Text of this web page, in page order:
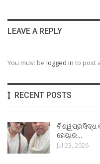
LEAVE A REPLY
You must be logged in to post
RECENT POSTS
ବିଶ୍ୱପ୍ରସିଦ୍ଧ
ହେୟାର…
Jul 23, 2026